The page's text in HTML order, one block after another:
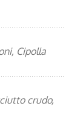
Cipolla
crudo,